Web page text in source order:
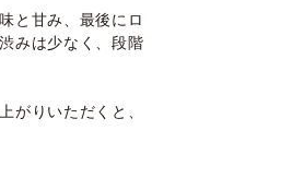
と甘み、最後にロ
みは少なく、段階
がりいただくと、